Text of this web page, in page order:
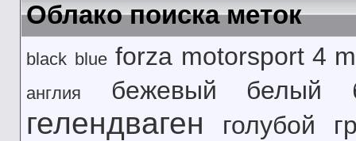
Облако поиска меток
black blue forza motorsport 4
англия бежевый белый
гелендваген голубой